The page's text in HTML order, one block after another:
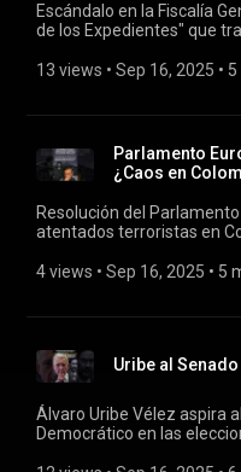
Escándalo en la Fiscalía
de los Expedientes" que
por hasta 200 millones de
13 views • Sep 16, 2025 •
Parlamento
¿Caos en
Resolución del
atentados terroristas en
disidencias FARC, ELN y
4 views • Sep 16, 2025 • 5
Uribe al
Álvaro Uribe Vélez aspira
Democrático en las